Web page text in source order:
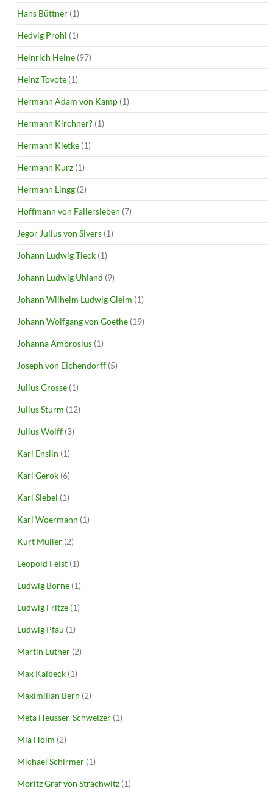
Hans Büttner (1)
Hedvig Prohl (1)
Heinrich Heine (97)
Heinz Tovote (1)
Hermann Adam von Kamp (1)
Hermann Kirchner? (1)
Hermann Kletke (1)
Hermann Kurz (1)
Hermann Lingg (2)
Hoffmann von Fallersleben (7)
Jegor Julius von Sivers (1)
Johann Ludwig Tieck (1)
Johann Ludwig Uhland (9)
Johann Wilhelm Ludwig Gleim (1)
Johann Wolfgang von Goethe (19)
Johanna Ambrosius (1)
Joseph von Eichendorff (5)
Julius Grosse (1)
Julius Sturm (12)
Julius Wolff (3)
Karl Enslin (1)
Karl Gerok (6)
Karl Siebel (1)
Karl Woermann (1)
Kurt Müller (2)
Leopold Feist (1)
Ludwig Börne (1)
Ludwig Fritze (1)
Ludwig Pfau (1)
Martin Luther (2)
Max Kalbeck (1)
Maximilian Bern (2)
Meta Heusser-Schweizer (1)
Mia Holm (2)
Michael Schirmer (1)
Moritz Graf von Strachwitz (1)